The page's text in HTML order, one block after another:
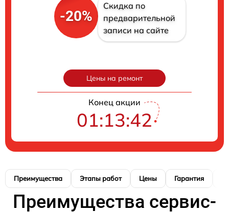
-20%
Скидка по
предварительной
записи на сайте
Цены на ремонт
Конец акции
01:13:40
Преимущества Этапы работ Цены Гарантия
Преимущества сервис-